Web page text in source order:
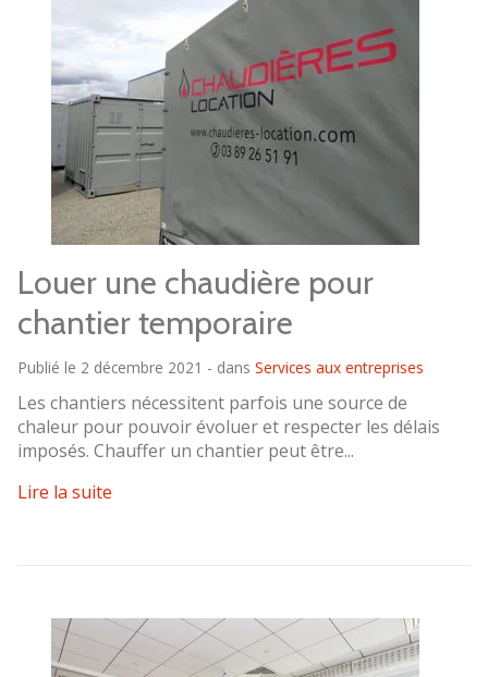
Louer une chaudière pour
chantier temporaire
Publié le 2 décembre 2021 - dans Services aux entreprises
Les chantiers nécessitent parfois une source de
chaleur pour pouvoir évoluer et respecter les délais
imposés. Chauffer un chantier peut être...
Lire la suite